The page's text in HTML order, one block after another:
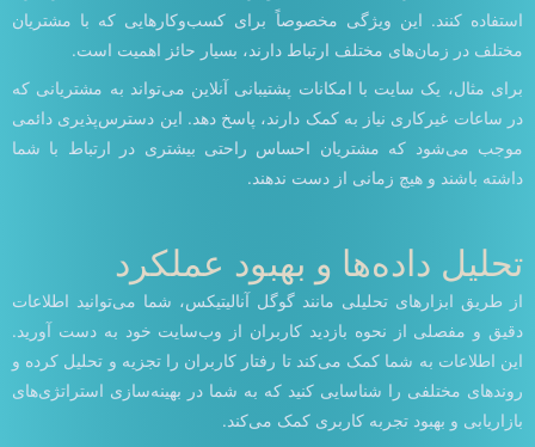
استفاده کنند. این ویژگی مخصوصاً برای کسب‌وکارهایی که با مشتریان
مختلف در زمان‌های مختلف ارتباط دارند، بسیار حائز اهمیت است.
برای مثال، یک سایت با امکانات پشتیبانی آنلاین می‌تواند به مشتریانی که
در ساعات غیرکاری نیاز به کمک دارند، پاسخ دهد. این دسترس‌پذیری دائمی
موجب می‌شود که مشتریان احساس راحتی بیشتری در ارتباط با شما
داشته باشند و هیچ زمانی از دست ندهند.
تحلیل داده‌ها و بهبود عملکرد
از طریق ابزارهای تحلیلی مانند گوگل آنالیتیکس، شما می‌توانید اطلاعات
دقیق و مفصلی از نحوه بازدید کاربران از وب‌سایت خود به دست آورید.
این اطلاعات به شما کمک می‌کند تا رفتار کاربران را تجزیه و تحلیل کرده و
روندهای مختلفی را شناسایی کنید که به شما در بهینه‌سازی استراتژی‌های
بازاریابی و بهبود تجربه کاربری کمک می‌کند.